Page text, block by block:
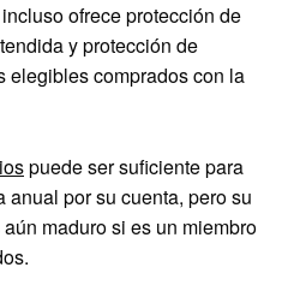
ofrece protección de
y protección de
elegibles comprados con la
puede ser suficiente para
anual por su cuenta, pero su
maduro si es un miembro